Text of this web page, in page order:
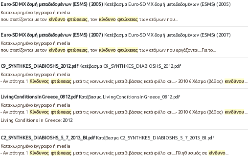
Euro-SDMX δομή μεταδεδομένων (ESMS) ( 2005 ) Κατέβασμα Euro-SDMX δομή μεταδεδομένων (ESMS) ( 2005 )
Καταχωρημένο έγγραφο ή media
που σχετίζονται με τον κίνδυνο φτώχειας , τον κίνδυνο φτώχειαςτων ατόμων που...
Euro-SDMX δομή μεταδεδομένων (ESMS) ( 2007 ) Κατέβασμα Euro-SDMX δομή μεταδεδομένων (ESMS) ( 2007 )
Καταχωρημένο έγγραφο ή media
που σχετίζονται με τον κίνδυνο φτώχειας, τον κίνδυνο φτώχειαςτων ατόμων που εργάζονται...Για το...
C9_SYNTHKES_DIABIOSHS_2012.pdf Κατέβασμα C9_SYNTHKES_DIABIOSHS_2012.pdf
Καταχωρημένο έγγραφο ή media
- Ανισότητα 1 Κίνδυνος φτώχειας μετά τις κοινωνικές μεταβιβάσεις κατά φύλο και...- 2010 6 Xάσμα (βάθος) κινδύνου
LivingConditionsInGreece_0812.pdf Κατέβασμα LivingConditionsInGreece_0812.pdf
Καταχωρημένο έγγραφο ή media
- Ανισότητα 1 Κίνδυνος φτώχειας μετά τις κοινωνικές μεταβιβάσεις κατά φύλο και...- 2010 6 Xάσμα (βάθος) κινδύνου...
Living Conditions in Greece: 2012
C2_SYNTHKES_DIABIOSHS_5_7_2013_BI.pdf Κατέβασμα C2_SYNTHKES_DIABIOSHS_5_7_2013_BI.pdf
Καταχωρημένο έγγραφο ή media
- Ανισότητα 1 Κίνδυνος φτώχειας μετά τις κοινωνικές μεταβιβάσεις κατά φύλο και...Πληθυσμός σε κίνδυνο